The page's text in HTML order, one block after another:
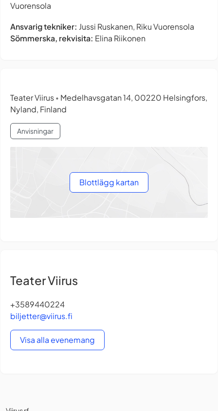
Vuorensola
Ansvarig tekniker: Jussi Ruskanen, Riku Vuorensola
Sömmerska, rekvisita: Elina Riikonen
Teater Viirus • Medelhavsgatan 14, 00220 Helsingfors,
Nyland, Finland
Anvisningar
Blottlägg kartan
Teater Viirus
+3589440224
biljetter@viirus.fi
Visa alla evenemang